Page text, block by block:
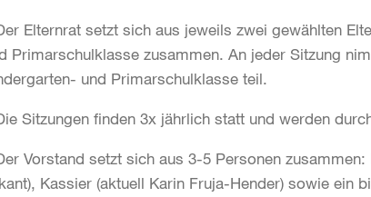
Elternrat setzt sich aus jeweils zwei gewählten
Primarschulklasse zusammen. An jeder Sitzung
und Primarschulklasse teil.
Sitzungen finden 3x jährlich statt und werden
Vorstand setzt sich aus 3-5 Personen
Kassier (aktuell Karin Fruja-Hender) sowie ein